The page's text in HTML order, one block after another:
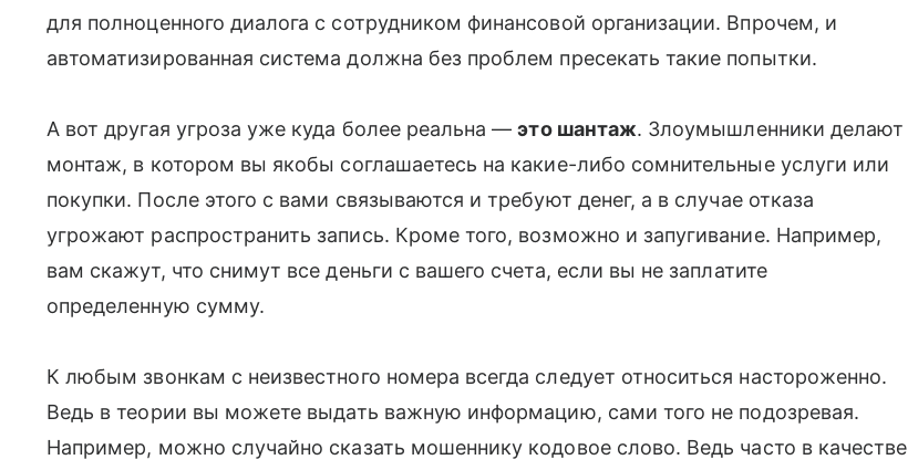
для полноценного диалога с сотрудником финансовой организации. Впрочем, и
автоматизированная система должна без проблем пресекать такие попытки.
А вот другая угроза уже куда более реальна —это шантаж. Злоумышленники делают
монтаж, в котором вы якобы соглашаетесь на какие-либо сомнительные услуги или
покупки. После этого с вами связываются и требуют денег, а в случае отказа
угрожают распространить запись. Кроме того, возможно и запугивание. Например,
вам скажут, что снимут все деньги с вашего счета, если вы не заплатите
определенную сумму.
К любым звонкам с неизвестного номера всегда следует относиться настороженно.
Ведь в теории вы можете выдать важную информацию, сами того не подозревая.
Например, можно случайно сказать мошеннику кодовое слово. Ведь часто в качестве